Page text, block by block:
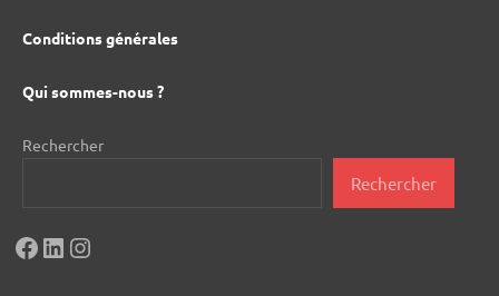
Conditions générales
Qui sommes-nous ?
Rechercher
Rechercher
Facebook
LinkedIn
Instagram